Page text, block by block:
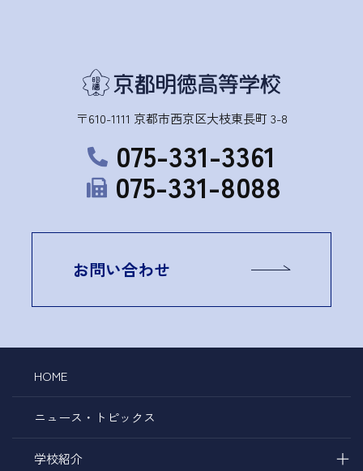
〒610-1111 京都市西京区大枝東長町 3-8
075-331-3361
075-331-8088
お問い合わせ
HOME
ニュース・トピックス
学校紹介 ＋